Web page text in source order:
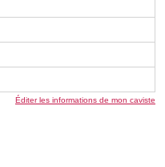
Éditer les informations de mon caviste